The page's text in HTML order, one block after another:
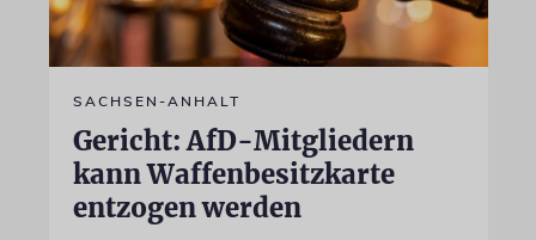
SACHSEN-ANHALT
Gericht: AfD-Mitgliedern
kann Waffenbesitzkarte
entzogen werden